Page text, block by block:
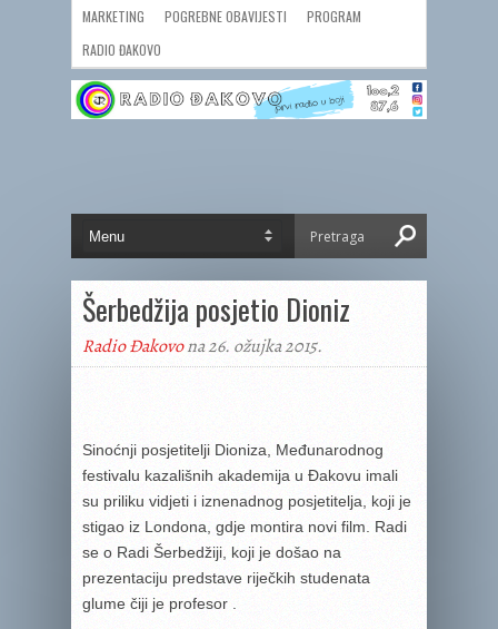
MARKETING POGREBNE OBAVIJESTI
PROGRAM
RADIO ĐAKOVO
Šerbedžija posjetio Dioniz
Radio Đakovona 26. ožujka 2015.
Sinoćnji posjetitelji Dioniza, Međunarodnog
festivalu kazališnih akademija u Đakovu imali
su priliku vidjeti i iznenadnog posjetitelja, koji je
stigao iz Londona, gdje montira novi film. Radi
se o Radi Šerbedžiji, koji je došao na
prezentaciju predstave riječkih studenata
glume čiji je profesor .